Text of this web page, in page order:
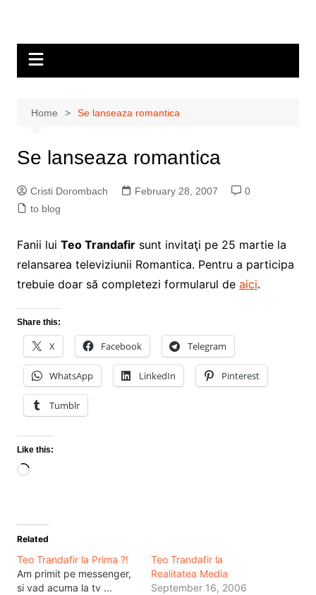
Home Se lanseaza romantica
Se lanseaza romantica
Cristi Dorombach February 28, 2007
0
to blog
Fanii lui Teo Trandafirsunt invitaţi pe 25 martie la
relansarea televiziunii Romantica. Pentru a participa
trebuie doar să completezi formularul de aici.
Share this:
X Facebook Telegram
WhatsApp LinkedIn Pinterest
Tumblr
Like this:
Loading…
Related
Teo Trandafir la Prima ?!
Am primit pe messenger,
si vad acuma la tv ...
Teo Trandafir la
Realitatea Media
September 16, 2006